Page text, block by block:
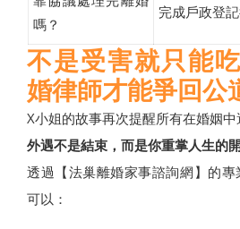
嗎？
完成戶政登
不是受害就只能
婚律師才能爭回公
X小姐的故事再次提醒所有在婚姻中
外遇不是結束，而是你重掌人生的開
透過【法巢離婚家事諮詢網】的
可以：